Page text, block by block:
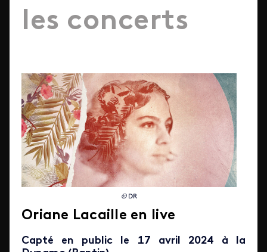
les concerts
© DR
Oriane Lacaille en live
Capté en public le 17 avril 2024 à la